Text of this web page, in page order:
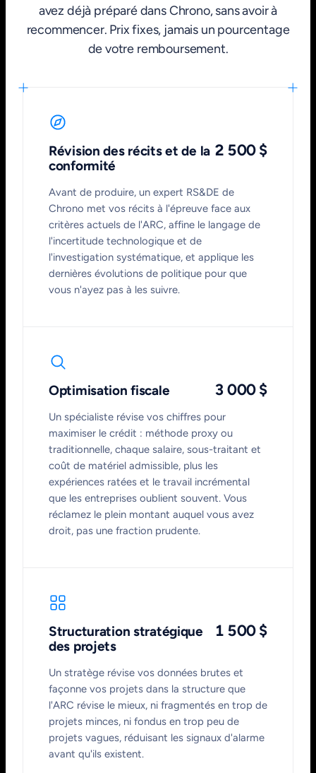
avez déjà préparé dans Chrono, sans avoir à
recommencer. Prix fixes, jamais un pourcentage
de votre remboursement.
Révision des récits et de la
conformité
2 500 $
Avant de produire, un expert RS&DE de
Chrono met vos récits à l'épreuve face aux
critères actuels de l'ARC, affine le langage de
l'incertitude technologique et de
l'investigation systématique, et applique les
dernières évolutions de politique pour que
vous n'ayez pas à les suivre.
Optimisation fiscale 3 000 $
Un spécialiste révise vos chiffres pour
maximiser le crédit : méthode proxy ou
traditionnelle, chaque salaire, sous-traitant et
coût de matériel admissible, plus les
expériences ratées et le travail incrémental
que les entreprises oublient souvent. Vous
réclamez le plein montant auquel vous avez
droit, pas une fraction prudente.
Structuration stratégique
des projets
1 500 $
Un stratège révise vos données brutes et
façonne vos projets dans la structure que
l'ARC révise le mieux, ni fragmentés en trop de
projets minces, ni fondus en trop peu de
projets vagues, réduisant les signaux d'alarme
avant qu'ils existent.